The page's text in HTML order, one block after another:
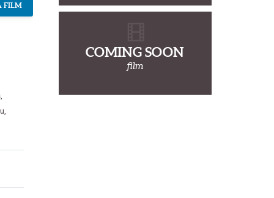
,
FILM
COMING SOON
film